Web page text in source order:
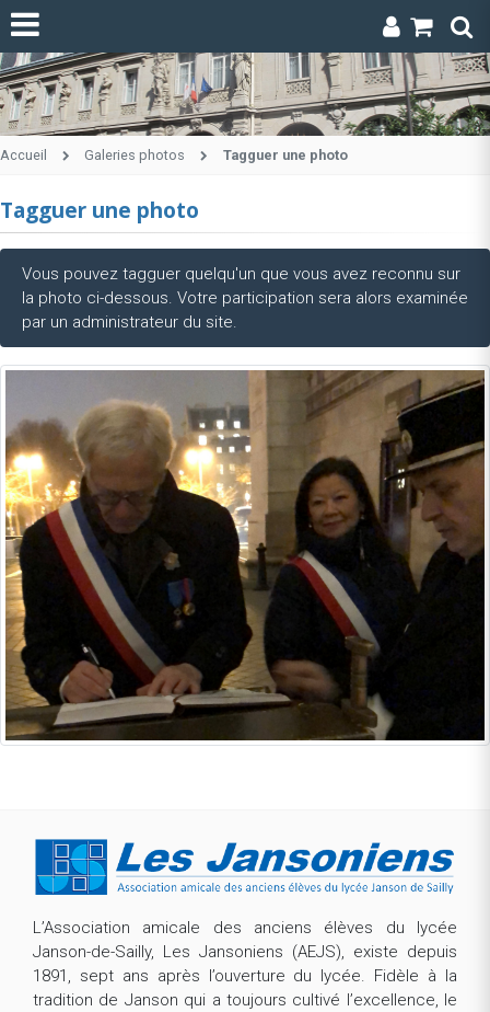
Accueil Galeries photos Tagguer une photo
Tagguer une photo
Vous pouvez tagguer quelqu'un que vous avez reconnu sur
la photo ci-dessous. Votre participation sera alors examinée
par un administrateur du site.
L’Association amicale des anciens élèves du lycée
Janson-de-Sailly, Les Jansoniens (AEJS), existe depuis
1891, sept ans après l’ouverture du lycée. Fidèle à la
tradition de Janson qui a toujours cultivé l’excellence, le